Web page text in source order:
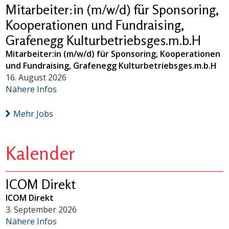
Mitarbeiter:in (m/w/d) für Sponsoring,
Kooperationen und Fundraising,
Grafenegg Kulturbetriebsges.m.b.H
Mitarbeiter:in (m/w/d) für Sponsoring, Kooperationen
und Fundraising, Grafenegg Kulturbetriebsges.m.b.H
16. August 2026
Nähere Infos
Mehr Jobs
Kalender
ICOM Direkt
ICOM Direkt
3. September 2026
Nähere Infos